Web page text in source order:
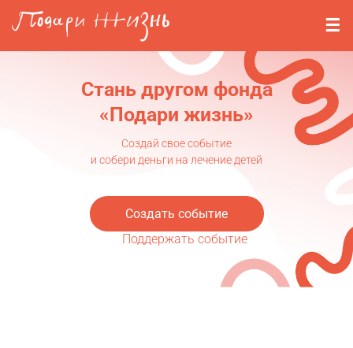
Перейти к основному содержанию
События
Стримерам
О нас
Стань другом фонда
«Подари жизнь»
Создай свое событие
и собери деньги на лечение детей
Создать событие
Поддержать событие